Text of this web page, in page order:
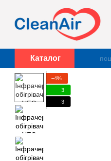
Перейти до основного контенту
Каталог
−4%
3
3